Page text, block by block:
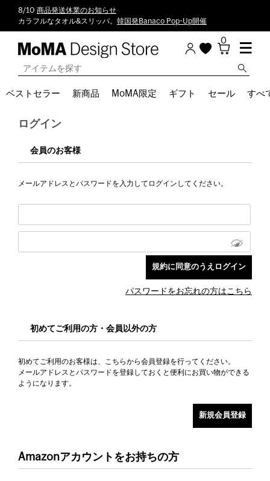
8/10 商品発送休業のお知らせ
カラフルなタオル&スリッパ。 韓国発Banaco Pop-Up開催
0
ベストセラー 新商品 MoMA限定 ギフト セール すべ
ログイン
会員のお客様
メールアドレスとパスワードを入力してログインしてください。
パスワードをお忘れの方はこちら
初めてご利用の方・会員以外の方
初めてご利用のお客様は、こちらから会員登録を行ってください。
メールアドレスとパスワードを登録しておくと便利にお買い物ができる
ようになります。
Amazonアカウントをお持ちの方